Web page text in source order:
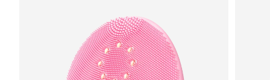
Ожидаемая дата доставки
Ожидаемая дата доставки